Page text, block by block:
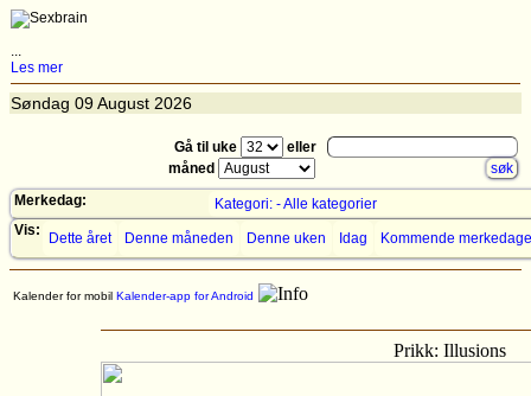
...
Les mer
Søndag 09August 2026
Gå til uke
eller
måned
Merkedag:
Kategori: - Alle kategorier
Vis:
Dette året Denne måneden Denne uken Idag Kommende
Kalender for mobil Kalender-app for Android
Prikk: Illusions